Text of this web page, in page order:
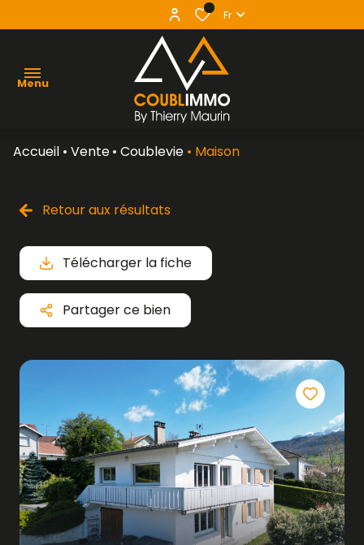
Fr
Menu
acheter
louer
contact
Accueil Vente Coublevie Maison
Retour aux résultats
Télécharger la fiche
Partager ce bien